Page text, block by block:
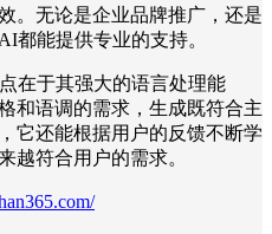
。无论是企业品牌推广，还是
都能提供专业的支持。
在于其强大的语言处理能
和语调的需求，生成既符合主
它还能根据用户的反馈不断学
越符合用户的需求。